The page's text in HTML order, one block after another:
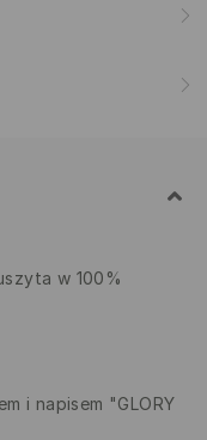
w 100%
i napisem "GLORY